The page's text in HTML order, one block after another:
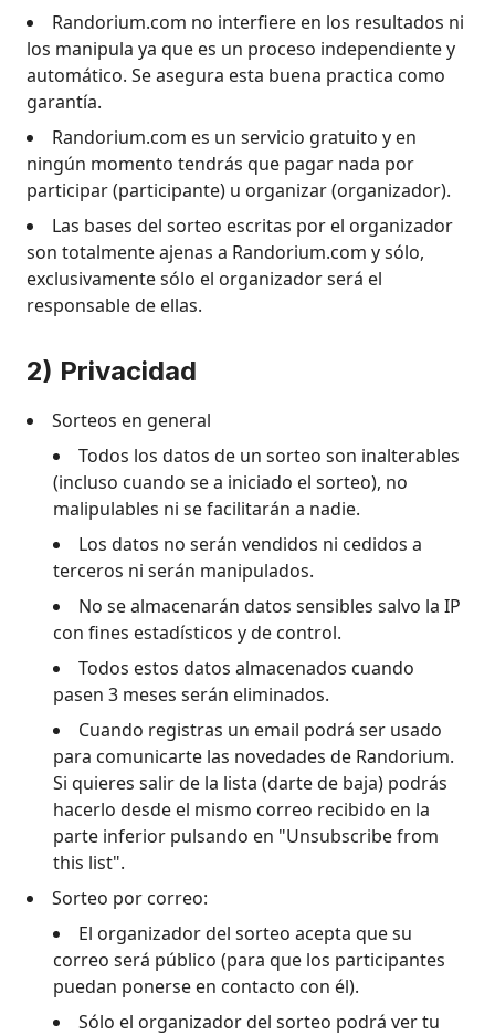
Randorium.com no interfiere en los resultados ni
los manipula ya que es un proceso independiente y
automático. Se asegura esta buena practica como
garantía.
Randorium.com es un servicio gratuito y en
ningún momento tendrás que pagar nada por
participar (participante) u organizar (organizador).
Las bases del sorteo escritas por el organizador
son totalmente ajenas a Randorium.com y sólo,
exclusivamente sólo el organizador será el
responsable de ellas.
2) Privacidad
Sorteos en general
Todos los datos de un sorteo son inalterables
(incluso cuando se a iniciado el sorteo), no
malipulables ni se facilitarán a nadie.
Los datos no serán vendidos ni cedidos a
terceros ni serán manipulados.
No se almacenarán datos sensibles salvo la IP
con fines estadísticos y de control.
Todos estos datos almacenados cuando
pasen 3 meses serán eliminados.
Cuando registras un email podrá ser usado
para comunicarte las novedades de Randorium.
Si quieres salir de la lista (darte de baja) podrás
hacerlo desde el mismo correo recibido en la
parte inferior pulsando en "Unsubscribe from
this list".
Sorteo por correo:
El organizador del sorteo acepta que su
correo será público (para que los participantes
puedan ponerse en contacto con él).
Sólo el organizador del sorteo podrá ver tu